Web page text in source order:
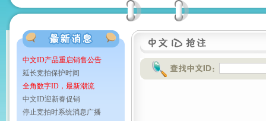
中文ID产品重启销售公告
延长竞拍保护时间
全角数字ID，最新潮流
中文ID迎新春促销
停止竞拍时系统消息广播